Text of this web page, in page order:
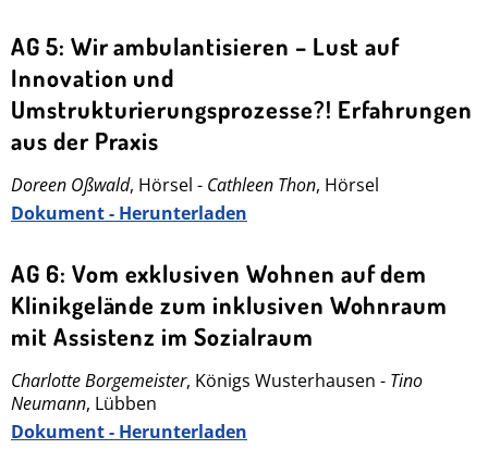
AG 5: Wir ambulantisieren – Lust auf
Innovation und
Umstrukturierungsprozesse?! Erfahrungen
aus der Praxis
Doreen Oßwald, Hörsel - Cathleen Thon, Hörsel
Dokument - Herunterladen
AG 6: Vom exklusiven Wohnen auf dem
Klinikgelände zum inklusiven Wohnraum
mit Assistenz im Sozialraum
Charlotte Borgemeister, Königs Wusterhausen - Tino
Neumann, Lübben
Dokument - Herunterladen